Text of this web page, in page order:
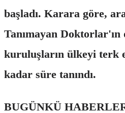
başladı. Karara göre,
Tanımayan Doktorlar'ın
kuruluşların ülkeyi terk
kadar süre tanındı.
BUGÜNKÜ